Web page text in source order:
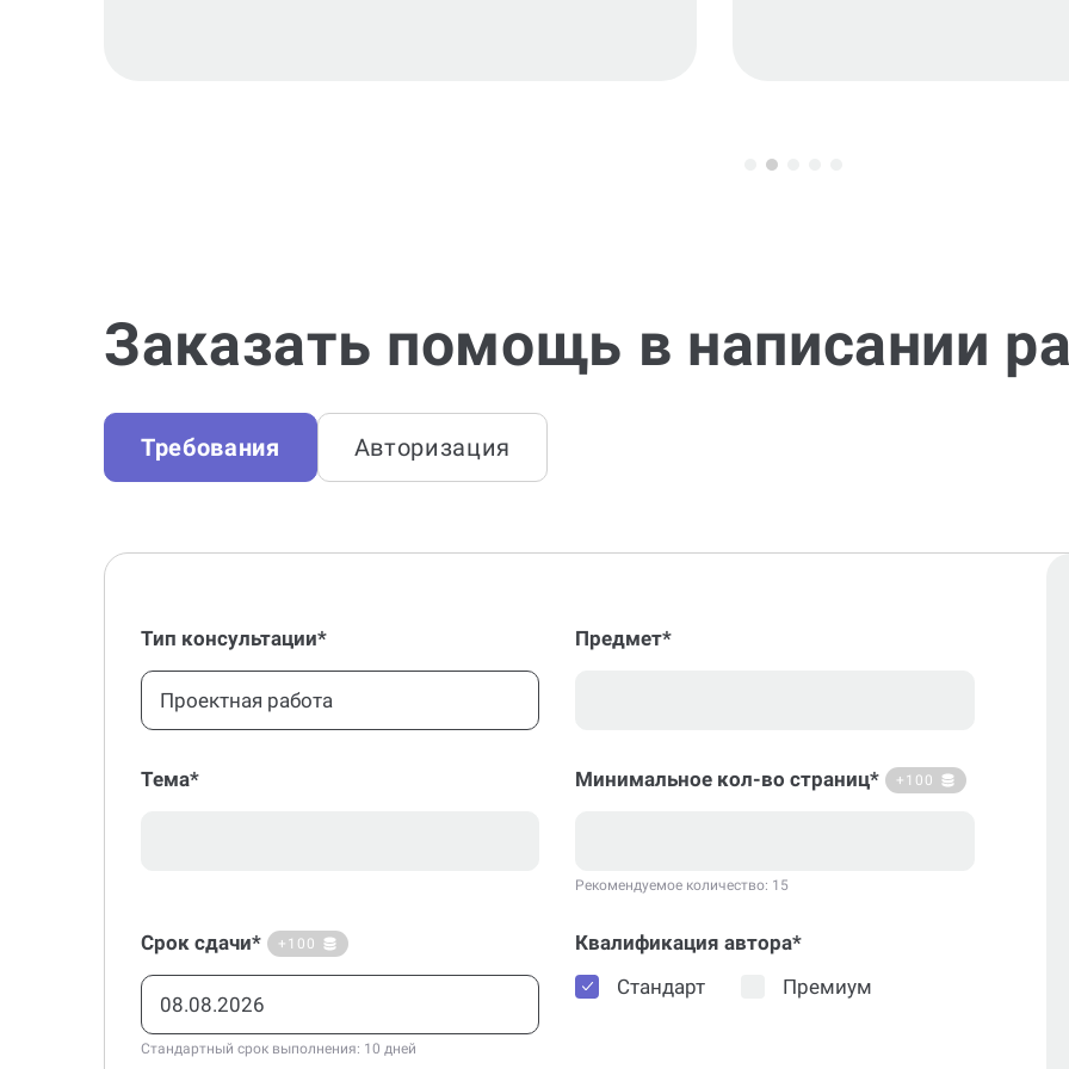
Заказать помощь в написании
Требования Авторизация
Тип консультации*
Проектная работа
Предмет*
Тема* Минимальное кол-во страниц* +100
Рекомендуемое количество: 15
Срок сдачи* +100
Стандартный срок выполнения: 10 дней
Квалификация автора*
Стандарт
Премиум